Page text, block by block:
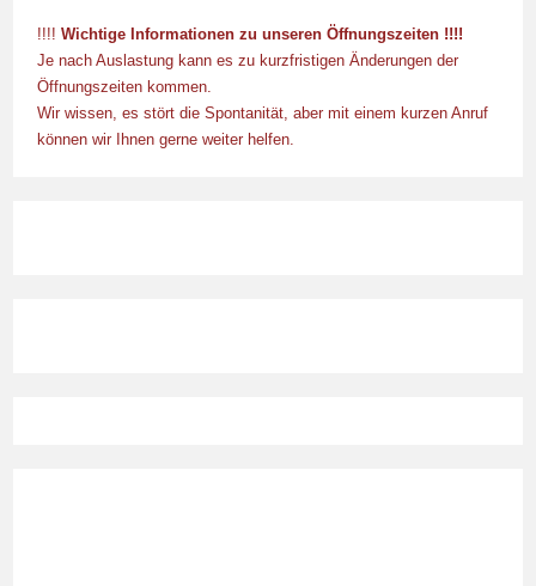
!!!!Wichtige Informationen zu unseren Öffnungszeiten !!!!
Je nach Auslastung kann es zu kurzfristigen Änderungen der
Öffnungszeiten kommen.
Wir wissen, es stört die Spontanität, aber mit einem kurzen Anruf
können wir Ihnen gerne weiter helfen.